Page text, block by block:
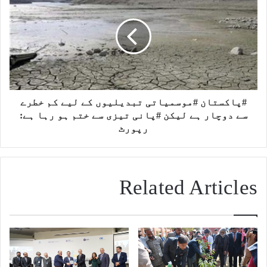
#پاکستان #موسمیاتی تبدیلیوں کے لیے کم خطرے
سے دوچار ہے لیکن #پانی تیزی سے ختم ہو رہا ہے:
رپورٹ
Related Articles